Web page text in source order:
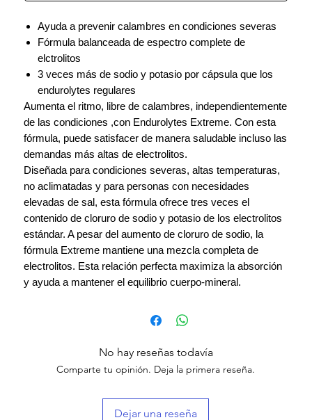
Ayuda a prevenir calambres en condiciones severas
Fórmula balanceada de espectro complete de
elctrolitos
3 veces más de sodio y potasio por cápsula que los
endurolytes regulares
Aumenta el ritmo, libre de calambres, independientemente
de las condiciones ,con Endurolytes Extreme. Con esta
fórmula, puede satisfacer de manera saludable incluso las
demandas más altas de electrolitos.
Diseñada para condiciones severas, altas temperaturas,
no aclimatadas y para personas con necesidades
elevadas de sal, esta fórmula ofrece tres veces el
contenido de cloruro de sodio y potasio de los electrolitos
estándar. A pesar del aumento de cloruro de sodio, la
fórmula Extreme mantiene una mezcla completa de
electrolitos. Esta relación perfecta maximiza la absorción
y ayuda a mantener el equilibrio cuerpo-mineral.
No hay reseñas todavía
Comparte tu opinión. Deja la primera reseña.
Dejar una reseña